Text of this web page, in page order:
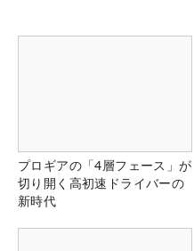
プロギアの「4層フェース」が
切り開く高初速ドライバーの
新時代